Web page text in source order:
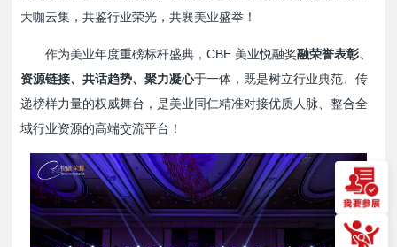
大咖云集，共鉴行业荣光，共襄美业盛举！
作为美业年度重磅标杆盛典，CBE 美业悦融奖融荣誉表彰、
资源链接、共话趋势、聚力凝心于一体，既是树立行业典范、传
递榜样力量的权威舞台，是美业同仁精准对接优质人脉、整合全
域行业资源的高端交流平台！